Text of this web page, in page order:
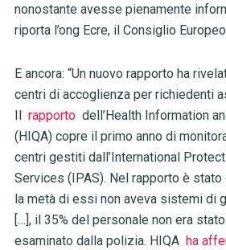
nonostante avesse pienamente
riporta l’ong Ecre, il Consiglio
E ancora: “Un nuovo rapporto ha
centri di accoglienza per richiedenti
Il rapportodell’Health Information
(HIQA) copre il primo anno di
centri gestiti dall’International
Services (IPAS). Nel rapporto è
la metà di essi non aveva sistemi di
[…], il 35% del personale non era
esaminato dalla polizia. HIQA ha